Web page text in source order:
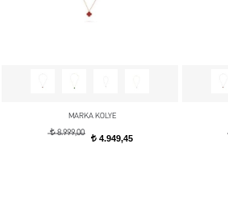
MARKA KOLYE
t8.999,00
t4.949,45